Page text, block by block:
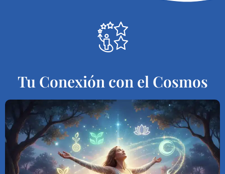
Tu Conexión con el Cosmos